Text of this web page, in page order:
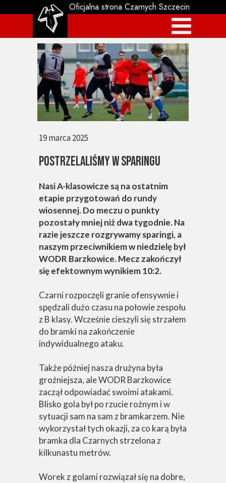
Nasi A-klasowicze są na ostatnim
etapie przygotowań do rundy
wiosennej. Do meczu o punkty
pozostały mniej niż dwa tygodnie. Na
razie jeszcze rozgrywamy sparingi, a
naszym przeciwnikiem w niedzielę był
WODR Barzkowice. Mecz zakończył
się efektownym wynikiem 10:2.
Czarni rozpoczęli granie ofensywnie i
spędzali dużo czasu na połowie zespołu
z B klasy. Wcześnie cieszyli się strzałem
do bramki na zakończenie
indywidualnego ataku.
Także później nasza drużyna była
groźniejsza, ale WODR Barzkowice
zaczął odpowiadać swoimi atakami.
Blisko gola był po rzucie rożnym i w
sytuacji sam na sam z bramkarzem. Nie
wykorzystał tych okazji, za co karą była
bramka dla Czarnych strzelona z
kilkunastu metrów.
Worek z golami rozwiązał się na dobre,
POSTRZELALIŚMY W SPARINGU
19 marca 2025
Oficjalna strona Czarnych Szczecin